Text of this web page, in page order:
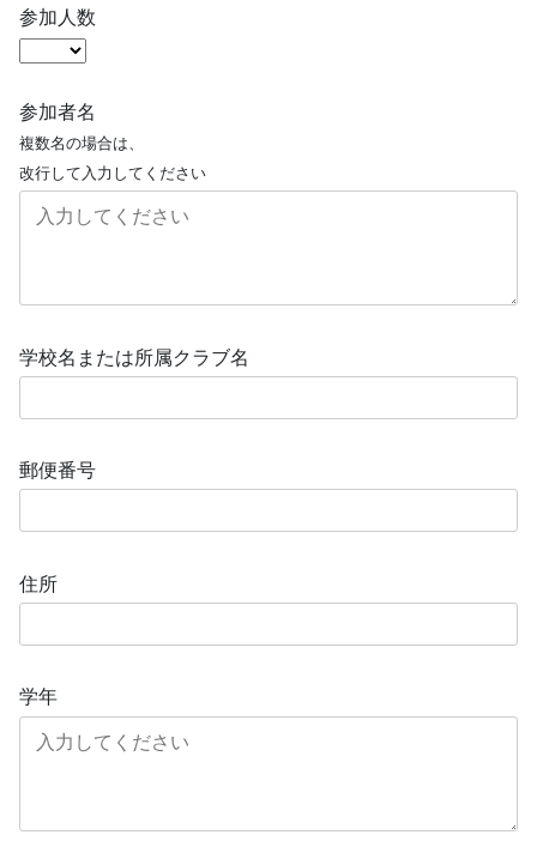
参加人数
参加者名
複数名の場合は、
改行して入力してください
学校名または所属クラブ名
郵便番号
住所
学年